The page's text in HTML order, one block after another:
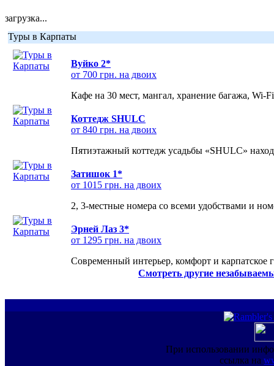
загрузка...
Туры в Карпаты
Вуйко 2*
от 700 грн. на двоих
Кафе на 30 мест, мангал, хранение багажа, Wi-
Коттедж SHULC
от 840 грн. на двоих
Пятиэтажный коттедж усадьбы «SHULC»
Затишок 1*
от 1015 грн. на двоих
2, 3-местные номера со всеми удобствами и
Эрней Лаз 3*
от 1295 грн. на двоих
Современный интерьер, комфорт и карпатское
Смотреть другие
При использовании
ссылка на